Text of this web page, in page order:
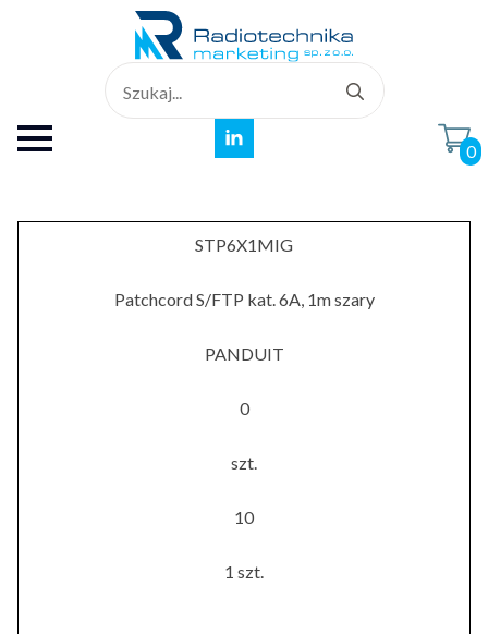
for:
0
STP6X1MIG
Patchcord S/FTP kat. 6A, 1m szary
PANDUIT
0
szt.
10
1 szt.